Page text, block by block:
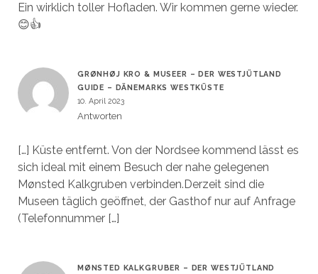
Ein wirklich toller Hofladen. Wir kommen gerne wieder.
😊👍
GRØNHØJ KRO & MUSEER – DER WESTJÜTLAND
GUIDE – DÄNEMARKS WESTKÜSTE
10. April 2023
Antworten
[…] Küste entfernt. Von der Nordsee kommend lässt es
sich ideal mit einem Besuch der nahe gelegenen
Mønsted Kalkgruben verbinden.Derzeit sind die
Museen täglich geöffnet, der Gasthof nur auf Anfrage
(Telefonnummer […]
MØNSTED KALKGRUBER – DER WESTJÜTLAND